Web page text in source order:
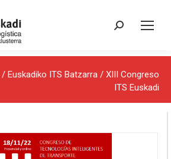
Search:
/ Euskadiko ITS Batzarra / XIII Congreso
ITS Euskadi